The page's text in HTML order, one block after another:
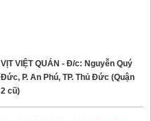
VỊT VIỆT QUÁN - Đ/c: Nguyễn Quý
Đức, P. An Phú, TP. Thủ Đức (Quận
2 cũ)